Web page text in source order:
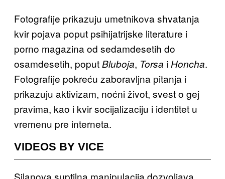
Fotografije prikazuju umetnikova shvatanja
kvir pojava poput psihijatrijske literature i
porno magazina od sedamdesetih do
osamdesetih, poputBluboja, Torsa i Honcha.
Fotografije pokreću zaboravljna pitanja i
prikazuju aktivizam, noćni život, svest o gej
pravima, kao i kvir socijalizaciju i identitet u
vremenu pre interneta.
VIDEOS BY VICE
Silanova suptilna manipulacija dozvoljava